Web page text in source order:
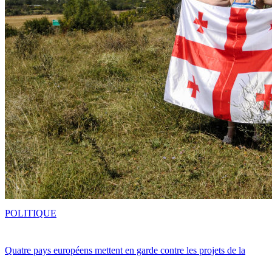
Quatre pays européens mettent en garde contre les projets de la
POLITIQUE